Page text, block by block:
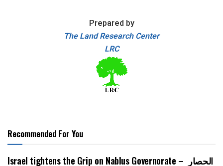
Prepared by
The Land Research Center
LRC
Recommended For You
Israel tightens the Grip on Nablus Governorate – الحصار